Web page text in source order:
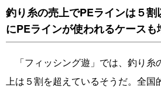
釣り糸の売上でPEラインは５割
にPEラインが使われるケースも
「フィッシング遊」では、釣り糸
上は５割を超えているそうだ。全国